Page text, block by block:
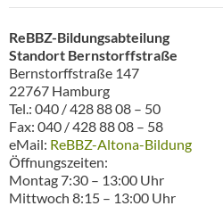
ReBBZ-Bildungsabteilung
Standort Bernstorffstraße
Bernstorffstraße 147
22767 Hamburg
Tel.: 040 / 428 88 08 – 50
Fax: 040 / 428 88 08 – 58
eMail: ReBBZ-Altona-Bildung
Öffnungszeiten:
Montag 7:30 – 13:00 Uhr
Mittwoch 8:15 – 13:00 Uhr